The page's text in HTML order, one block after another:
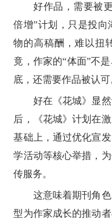
好作品，需要被更
倍增”计划，只是投向
物的高稿酬，难以扭
竟，作家的“体面”不
底，还需要作品被认可
好在《花城》显然
后，《花城》计划在
基础上，通过优化宣
学活动等核心举措，
传服务。
这意味着期刊角色
型为作家成长的推动